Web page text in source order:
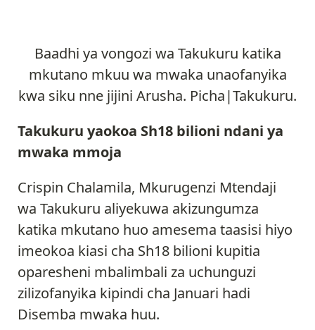
Baadhi ya vongozi wa Takukuru katika
mkutano mkuu wa mwaka unaofanyika
kwa siku nne jijini Arusha. Picha|Takukuru.
Takukuru yaokoa Sh18 bilioni ndani ya
mwaka mmoja
Crispin Chalamila, Mkurugenzi Mtendaji
wa Takukuru aliyekuwa akizungumza
katika mkutano huo amesema taasisi hiyo
imeokoa kiasi cha Sh18 bilioni kupitia
oparesheni mbalimbali za uchunguzi
zilizofanyika kipindi cha Januari hadi
Disemba mwaka huu.